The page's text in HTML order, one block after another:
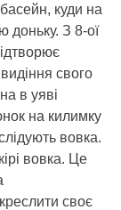
куди на
доньку. З 8-ої
свого
в уяві
на килимку
вовка.
вовка. Це
своє